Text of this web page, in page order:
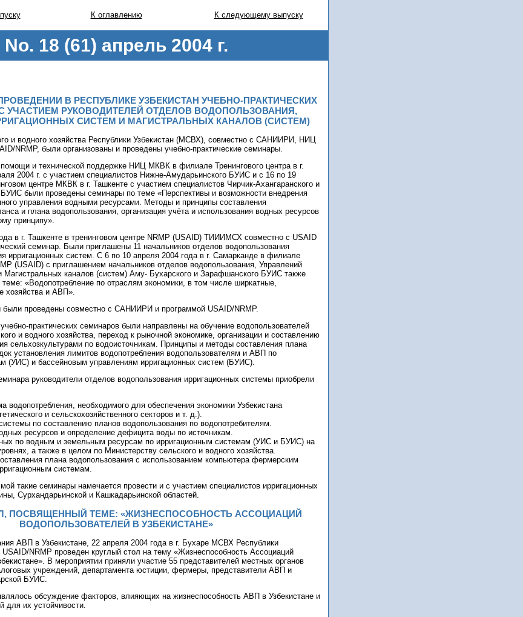
К оглавлению К следующему выпуску
No. 18 (61) апрель 2004 г.
В РЕСПУБЛИКЕ УЗБЕКИСТАН УЧЕБНО-ПРАКТИЧЕСКИХ
УЧАСТИЕМ РУКОВОДИТЕЛЕЙ ОТДЕЛОВ ВОДОПОЛЬЗОВАНИЯ,
СИСТЕМ И МАГИСТРАЛЬНЫХ КАНАЛОВ (СИСТЕМ)
и водного хозяйства Республики Узбекистан (МСВХ), совместно с САНИИРИ, НИЦ
NRMP, были организованы и проведены учебно-практические семинары.
и технической поддержке НИЦ МКВК в филиале Тренингового центра в г.
2004 г. с участием специалистов Нижне-Амударьинского БУИС и с 16 по 19
центре МКВК в г. Ташкенте с участием специалистов Чирчик-Ахангаранского и
были проведены семинары по теме «Перспективы и возможности внедрения
управления водными ресурсами. Методы и принципы составления
и плана водопользования, организация учёта и использования водных ресурсов
принципу».
в г. Ташкенте в тренинговом центре NRMP (USAID) ТИИИМСХ совместно с USAID
семинар. Были приглашены 11 начальников отделов водопользования
ирригационных систем. С 6 по 10 апреля 2004 года в г. Самарканде в филиале
(USAID) с приглашением начальников отделов водопользования, Управлений
Магистральных каналов (систем) Аму- Бухарского и Зарафшанского БУИС также
«Водопотребление по отраслям экономики, в том числе ширкатные,
хозяйства и АВП».
были проведены совместно с САНИИРИ и программой USAID/NRMP.
практических семинаров были направлены на обучение водопользователей
и водного хозяйства, переход к рыночной экономике, организации и составлению
сельхозкультурами по водоисточникам. Принципы и методы составления плана
установления лимитов водопотребления водопользователям и АВП по
(УИС) и бассейновым управлениям ирригационных систем (БУИС).
руководители отделов водопользования ирригационных системы приобрели
водопотребления, необходимого для обеспечения экономики Узбекистана
и сельскохозяйственного секторов и т. д.).
по составлению планов водопользования по водопотребителям.
ресурсов и определение дефицита воды по источникам.
по водным и земельным ресурсам по ирригационным системам (УИС и БУИС) на
а также в целом по Министерству сельского и водного хозяйства.
плана водопользования с использованием компьютера фермерским
системам.
такие семинары намечается провести и с участием специалистов ирригационных
Сурхандарьинской и Кашкадарьинской областей.
ПОСВЯЩЕННЫЙ ТЕМЕ: «ЖИЗНЕСПОСОБНОСТЬ АССОЦИАЦИЙ
ВОДОПОЛЬЗОВАТЕЛЕЙ В УЗБЕКИСТАНЕ»
АВП в Узбекистане, 22 апреля 2004 года в г. Бухаре МСВХ Республики
USAID/NRMP проведен круглый стол на тему «Жизнеспособность Ассоциаций
В мероприятии приняли участие 55 представителей местных органов
учреждений, департамента юстиции, фермеры, представители АВП и
БУИС.
обсуждение факторов, влияющих на жизнеспособность АВП в Узбекистане и
для их устойчивости.